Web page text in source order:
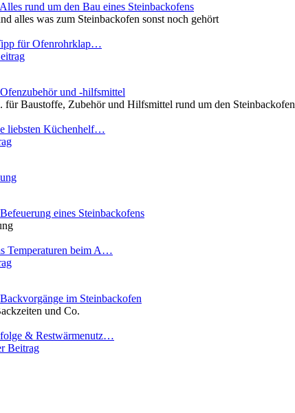
Alles rund um den Bau eines Steinbackofens
alles was zum Steinbackofen sonst noch gehört
für Ofenrohrklap…
Ofenzubehör und -hilfsmittel
für Baustoffe, Zubehör und Hilfsmittel rund um den Steinbackofen
liebsten Küchenhelf…
Befeuerung eines Steinbackofens
Temperaturen beim A…
Backvorgänge im Steinbackofen
und Co.
& Restwärmenutz…
Beitrag